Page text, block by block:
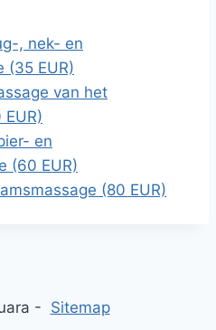
, nek- en
(35 EUR)
van het
en
(60 EUR)
(80 EUR)
- Sitemap